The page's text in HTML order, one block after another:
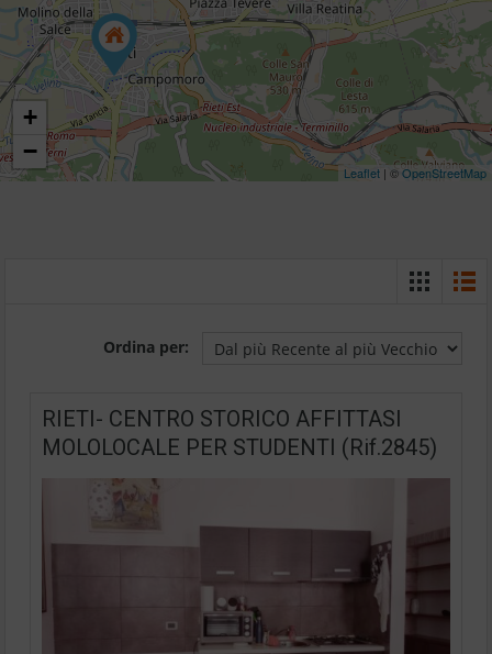
+
−
Leaflet | ©OpenStreetMap
Ordina per:
RIETI- CENTRO STORICO AFFITTASI
MOLOLOCALE PER STUDENTI (Rif.2845)